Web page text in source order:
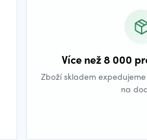
Více než 8 000
Zboží skladem
na